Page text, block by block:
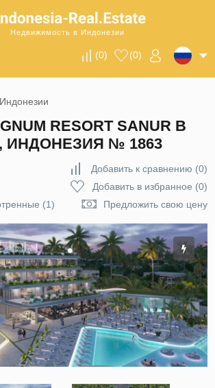
Недвижимость в Индонезии
(0) (0)
RESORT SANUR В
ИНДОНЕЗИЯ № 1863
Добавить к сравнению (0)
Добавить в избранное (0)
(1)
Предложить свою цену